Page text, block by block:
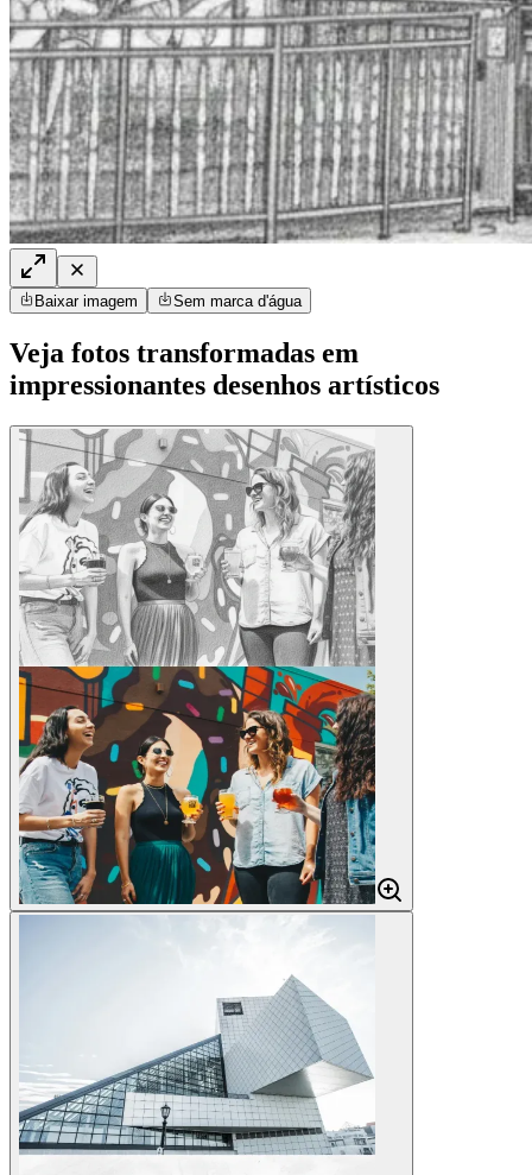
Baixar imagem Sem marca d'água
Veja fotos transformadas em
impressionantes desenhos artísticos